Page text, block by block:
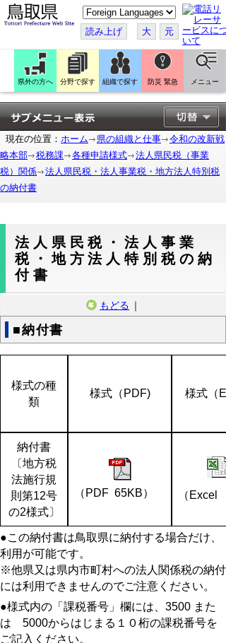
こ
の
ペ
ー
ジ
翻
訳
す
る
読み上げ 大 元
県外の方へ 分野で探す 組織で探す 防災 緊急 メニュー
現在の位置： ホーム 県の組織と仕事
令和の改新戦
略本部
税務課 各種申請様式
法人県民税（事業
税）関係
法人県民税・法人事業税・地方法人特別税
の納付書
法人県民税・法人事業
税・地方法人特別税の納
付書
もどる ｜
■納付書
様式の種
類
様式（PDF) 様式（
納付書
〔地方税
法施行規
則第12号
の2様式〕
（PDF 65KB） （Excel
●この納付書は鳥取県に納付する場合だけ、
利用が可能です。
※他県又は県内市町村への法人関係税の納付
には利用できませんのでご注意ください。
●様式内の「課税番号」欄には、3500 また
は 5000からはじまる１０桁の課税番号を
ご記入ください。